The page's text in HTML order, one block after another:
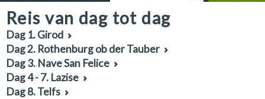
Reis van dag tot dag
Dag 1. Girod
Dag 2. Rothenburg ob der Tauber
Dag 3. Nave San Felice
Dag 4 - 7. Lazise
Dag 8. Telfs